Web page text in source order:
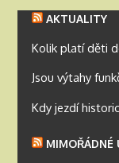
AKTUALITY
Kolik platí děti
Jsou výtahy
Kdy jezdí
MIMOŘÁDNÉ